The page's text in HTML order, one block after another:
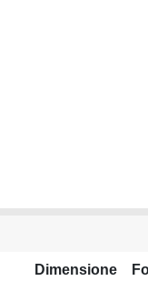
Dimensione